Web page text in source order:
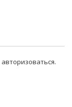
авторизоваться.